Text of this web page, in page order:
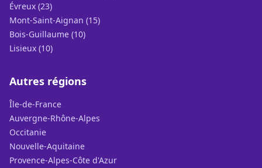
Évreux (23)
Mont-Saint-Aignan (15)
Bois-Guillaume (10)
Lisieux (10)
Autres régions
Île-de-France
Auvergne-Rhône-Alpes
Occitanie
Nouvelle-Aquitaine
Provence-Alpes-Côte d'Azur